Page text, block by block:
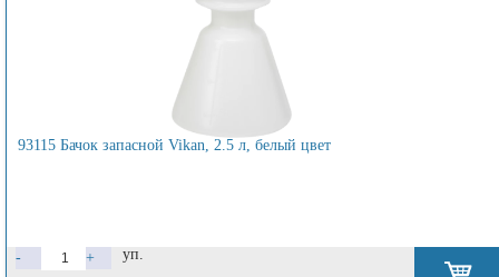
93115 Бачок запасной Vikan, 2.5 л, белый цвет
- +
уп.